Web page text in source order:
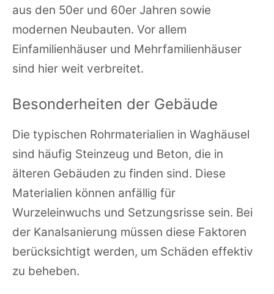
aus den 50er und 60er Jahren sowie
modernen Neubauten. Vor allem
Einfamilienhäuser und Mehrfamilienhäuser
sind hier weit verbreitet.
Besonderheiten der Gebäude
Die typischen Rohrmaterialien in Waghäusel
sind häufig Steinzeug und Beton, die in
älteren Gebäuden zu finden sind. Diese
Materialien können anfällig für
Wurzeleinwuchs und Setzungsrisse sein. Bei
der Kanalsanierung müssen diese Faktoren
berücksichtigt werden, um Schäden effektiv
zu beheben.